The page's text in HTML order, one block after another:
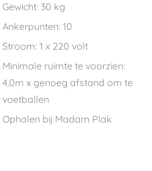
Gewicht: 30 kg
Ankerpunten: 10
Stroom: 1 x 220 volt
Minimale ruimte te voorzien:
4,0m x genoeg afstand om te
voetballen
Ophalen bij Madam Plak